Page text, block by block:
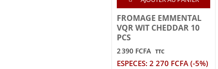
FROMAGE EMMENTAL
VQR WIT CHEDDAR 10
PCS
2 390 FCFA TTC
ESPECES: 2 270 FCFA (-5%)